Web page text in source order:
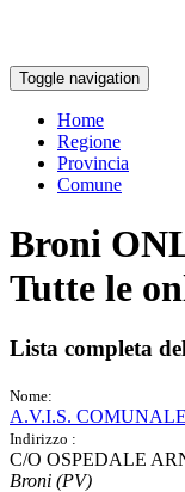
Toggle navigation
Home
Regione
Provincia
Comune
Broni
Tutte le
Lista completa
Nome:
A.V.I.S.
Indirizzo :
C/O OSPEDALE
Broni (PV)